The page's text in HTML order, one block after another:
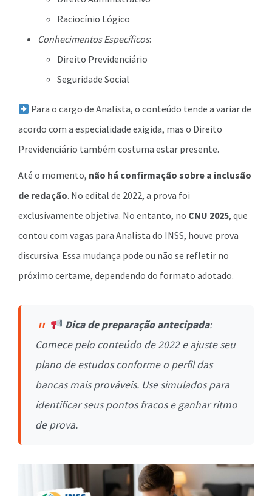
Raciocínio Lógico
Conhecimentos Específicos:
Direito Previdenciário
Seguridade Social
Para o cargo de Analista, o conteúdo tende a variar de
acordo com a especialidade exigida, mas o Direito
Previdenciário também costuma estar presente.
Até o momento, não há confirmação sobre a inclusão
de redação. No edital de 2022, a prova foi
exclusivamente objetiva. No entanto, no CNU 2025, que
contou com vagas para Analista do INSS, houve prova
discursiva. Essa mudança pode ou não se refletir no
próximo certame, dependendo do formato adotado.
Dica de preparação antecipada:
Comece pelo conteúdo de 2022 e ajuste seu
plano de estudos conforme o perfil das
bancas mais prováveis. Use simulados para
identificar seus pontos fracos e ganhar ritmo
de prova.